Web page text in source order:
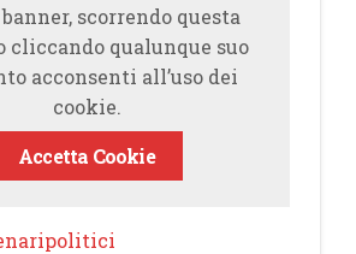
scorrendo questa
cliccando qualunque suo
acconsenti all’uso dei
cookie.
Accetta Cookie